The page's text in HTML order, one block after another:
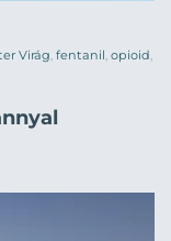
Virág, fentanil, opioid,